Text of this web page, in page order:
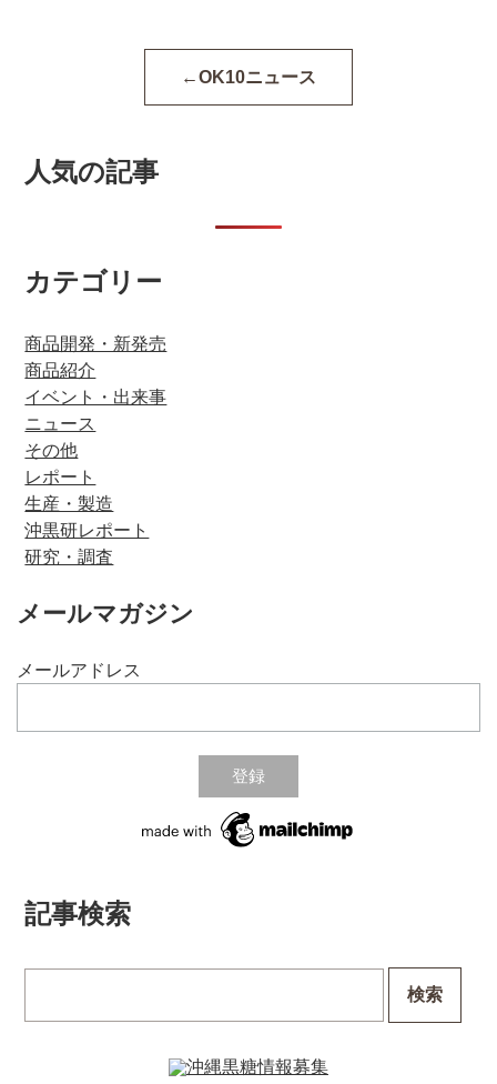
OK10ニュース
人気の記事
カテゴリー
商品開発・新発売
商品紹介
イベント・出来事
ニュース
その他
レポート
生産・製造
沖黒研レポート
研究・調査
メールマガジン
メールアドレス
記事検索
検索